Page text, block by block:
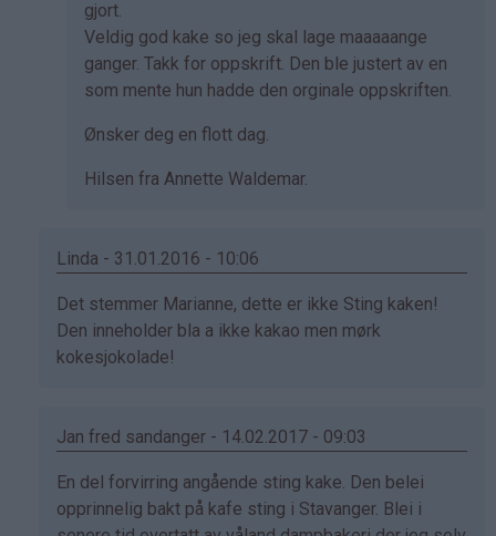
gjort.
Veldig god kake so jeg skal lage maaaaange
ganger. Takk for oppskrift. Den ble justert av en
som mente hun hadde den orginale oppskriften.
Ønsker deg en flott dag.
Hilsen fra Annette Waldemar.
Linda - 31.01.2016 - 10:06
Som
svar
på
(ikke
Det stemmer Marianne, dette er ikke Sting kaken!
Den inneholder bla a ikke kakao men mørk
kokesjokolade!
Jan fred sandanger - 14.02.2017 - 09:03
Som
svar
En del forvirring angående sting kake. Den belei
opprinnelig bakt på kafe sting i Stavanger. Blei i